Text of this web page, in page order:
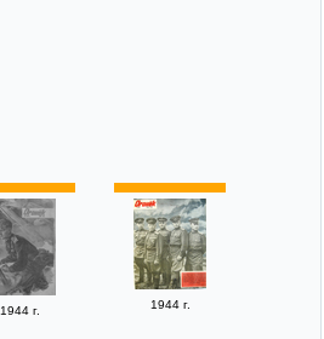
1944 г. 1944 г.